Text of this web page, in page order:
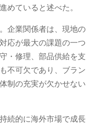
めていると述べた。
企業関係者は、現地の
応が最大の課題の一つ
・修理、部品供給を支
不可欠であり、ブラン
制の充実が欠かせない
続的に海外市場で成長